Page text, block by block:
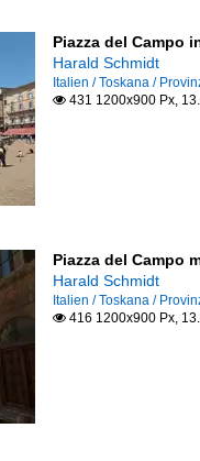
Piazza del Campo
Harald Schmidt
Italien / Toskana /
431 1200x900 Px,
Piazza del Campo
Harald Schmidt
Italien / Toskana /
416 1200x900 Px,